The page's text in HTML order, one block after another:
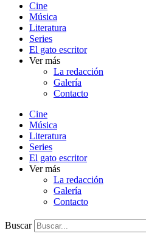
Cine
Música
Literatura
Series
El gato escritor
Ver más
La redacción
Galería
Contacto
Cine
Música
Literatura
Series
El gato escritor
Ver más
La redacción
Galería
Contacto
Buscar